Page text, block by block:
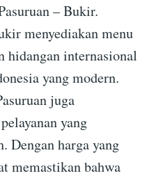
– Bukir.
menyediakan menu
hidangan internasional
yang modern.
juga
yang
Dengan harga yang
memastikan bahwa